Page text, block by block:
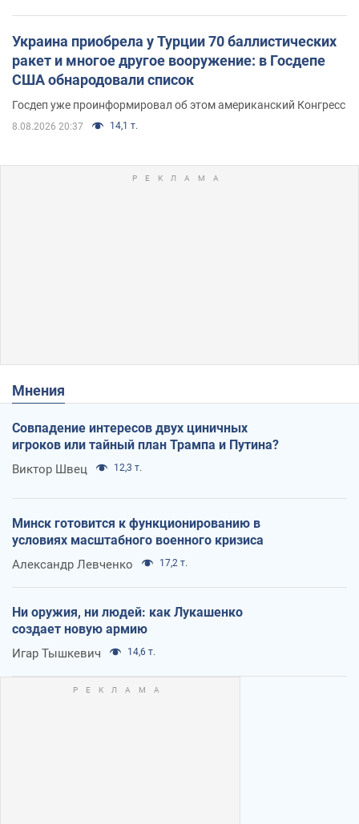
Украина приобрела у Турции 70 баллистических
ракет и многое другое вооружение: в Госдепе
США обнародовали список
Госдеп уже проинформировал об этом американский Конгресс
8.08.2026 20:37 14,1 т.
Мнения
Совпадение интересов двух циничных
игроков или тайный план Трампа и Путина?
Виктор Швец 12,3 т.
Минск готовится к функционированию в
условиях масштабного военного кризиса
Александр Левченко 17,2 т.
Ни оружия, ни людей: как Лукашенко
создает новую армию
Игар Тышкевич 14,6 т.